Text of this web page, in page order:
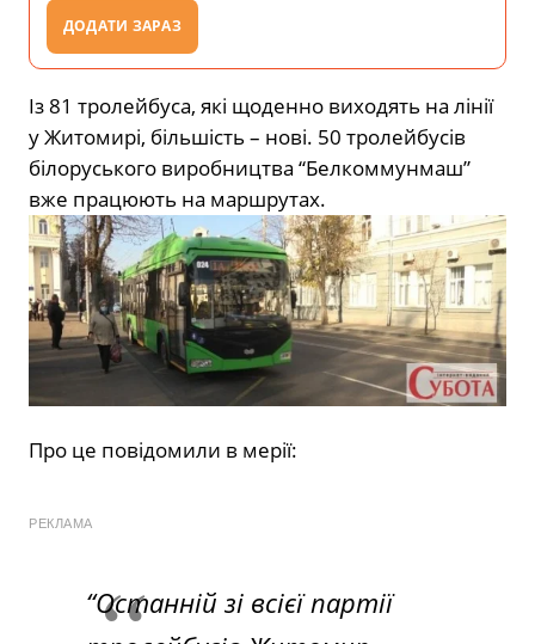
ДОДАТИ ЗАРАЗ
Із 81 тролейбуса, які щоденно виходять на лінії
у Житомирі, більшість – нові. 50 тролейбусів
білоруського виробництва “Белкоммунмаш”
вже працюють на маршрутах.
Про це повідомили в мерії:
РЕКЛАМА
“Останній зі всієї партії